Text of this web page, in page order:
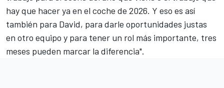
hay que hacer ya en el coche de 2026. Y eso es así
también para David, para darle oportunidades justas
en otro equipo y para tener un rol más importante, tres
meses pueden marcar la diferencia".